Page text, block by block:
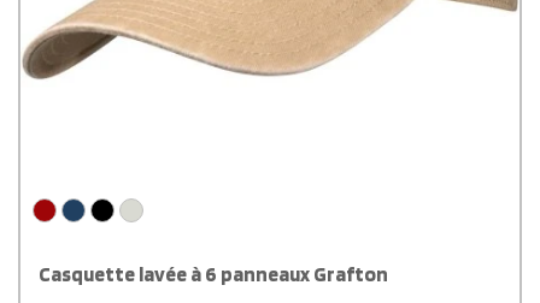
Casquette lavée à 6 panneaux Grafton